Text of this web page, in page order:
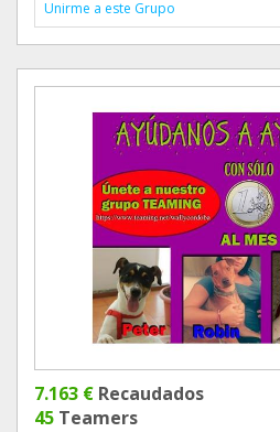
Unirme a este Grupo
7.163 € Recaudados
45 Teamers